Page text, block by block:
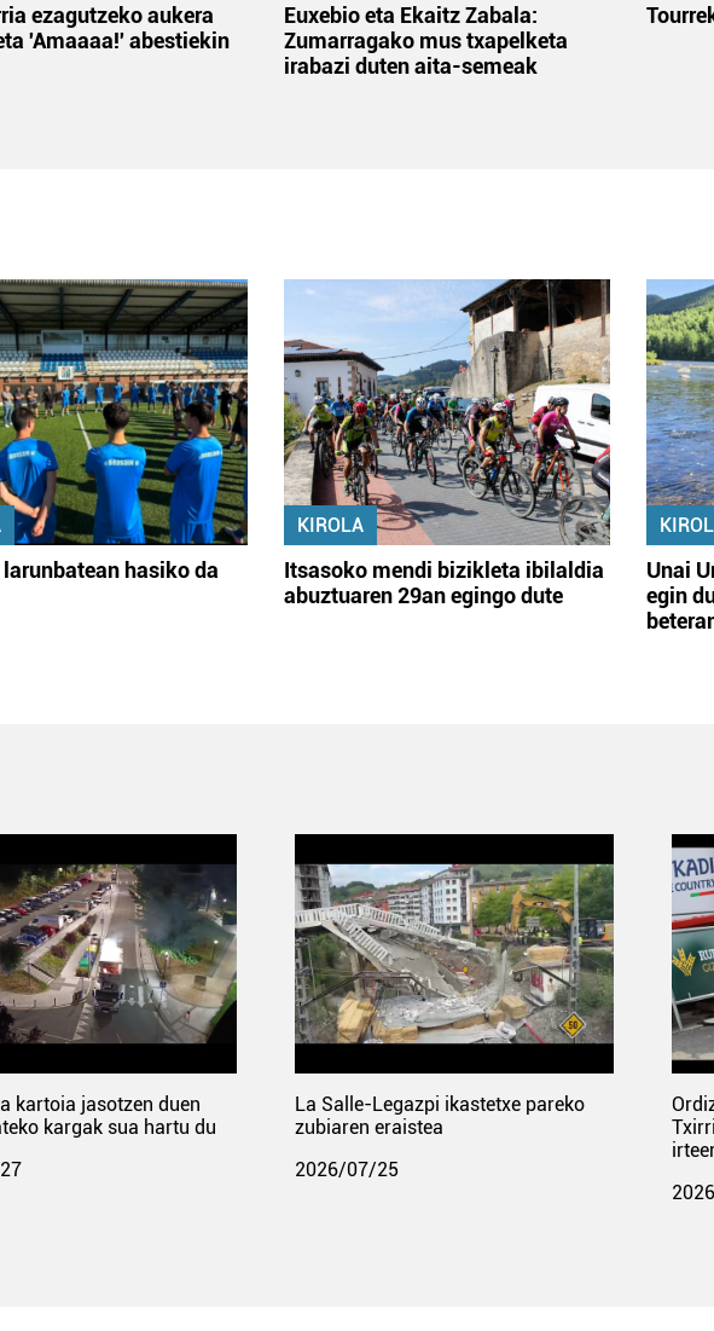
ezagutzeko aukera
'Amaaaa!' abestiekin
Euxebio eta Ekaitz Zabala:
Zumarragako mus txapelketa
irabazi duten aita-semeak
larunbatean hasiko da
KIROLA
Itsasoko mendi bizikleta ibilaldia
abuztuaren 29an egingo dute
Unai
egin
kartoia jasotzen duen
kargak sua hartu du
La Salle-Legazpi ikastetxe pareko
zubiaren eraistea
2026/07/25